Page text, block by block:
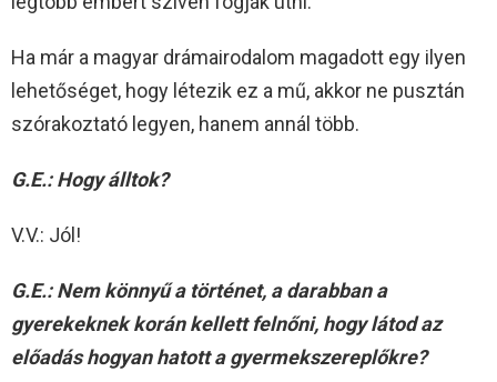
Ha már a magyar drámairodalom magadott egy ilyen
lehetőséget, hogy létezik ez a mű, akkor ne pusztán
szórakoztató legyen, hanem annál több.
G.E.: Hogy álltok?
V.V.: Jól!
G.E.: Nem könnyű a történet, a darabban a
gyerekeknek korán kellett felnőni, hogy látod az
előadás hogyan hatott a gyermekszereplőkre?